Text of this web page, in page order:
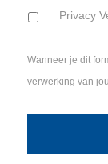
Privacy
Wanneer je dit
verwerking van